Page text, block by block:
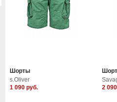
Шорты
s.Oliver
1 090 руб.
2